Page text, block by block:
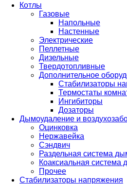
Котлы
Газовые
Напольные
Настенные
Электрические
Пеллетные
Дизельные
Твердотопливные
Дополнительное
Стабилизаторы
Термостаты
Ингибиторы
Дозаторы
Дымоудаление и
Оцинковка
Нержавейка
Сэндвич
Раздельная система
Коаксиальная система
Прочее
Стабилизаторы напряжения